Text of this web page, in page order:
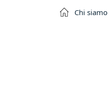
Chi siamo